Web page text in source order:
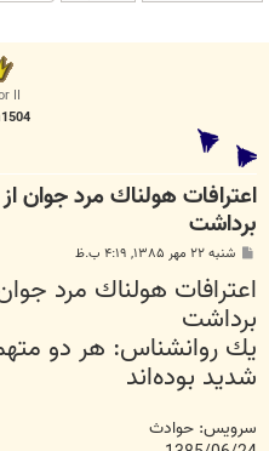
II
اعترافات هولناك مرد جوان
برداشت
ت
شنبه ۲۲ مهر ۱۳۸۵, ۴:۱۹ ب.ظ
اعترافات هولناك مرد
برداشت
يك روانشناس: هر دو متهم
شديد بوده‌اند
سرويس: حوادث